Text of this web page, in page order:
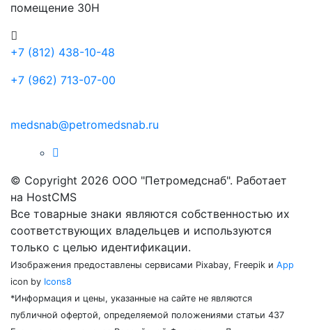
помещение 30Н
+7 (812) 438-10-48
+7 (962) 713-07-00
medsnab@petromedsnab.ru
© Copyright 2026 ООО "Петромедснаб". Работает
на HostCMS
Все товарные знаки являются собственностью их
соответствующих владельцев и используются
только с целью идентификации.
Изображения предоставлены сервисами Pixabay, Freepik и App
icon by Icons8
*Информация и цены, указанные на сайте не являются
публичной офертой, определяемой положениями статьи 437